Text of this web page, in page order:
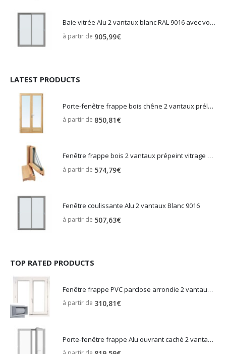
Baie vitrée Alu 2 vantaux blanc RAL 9016 avec volet roulant intégré
à partir de 905,99€
LATEST PRODUCTS
Porte-fenêtre frappe bois chêne 2 vantaux prélasuré vitrage sécurité
à partir de 850,81€
Fenêtre frappe bois 2 vantaux prépeint vitrage phonique clair
à partir de 574,79€
Fenêtre coulissante Alu 2 vantaux Blanc 9016
à partir de 507,63€
TOP RATED PRODUCTS
Fenêtre frappe PVC parclose arrondie 2 vantaux gris anthracite 7016 volet roulant intégré
à partir de 310,81€
Porte-fenêtre frappe Alu ouvrant caché 2 vantaux blanc RAL 9016